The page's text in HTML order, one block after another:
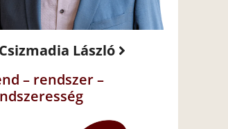
Csizmadia László
– rendszer –